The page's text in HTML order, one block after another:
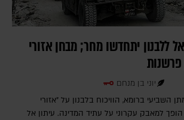
ללבנון יתחדשו מחר; מבחן אזורי
פרשנות
יוני בן מנחם
ברומא, הוויכוח בלבנון על "אזורי
הופך למאבק עקרוני על עתיד המדינה. עיתון אל